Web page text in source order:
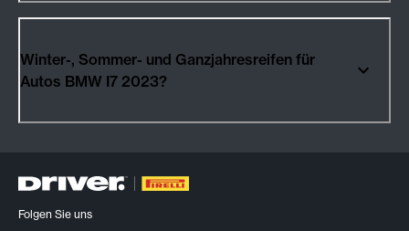
Winter-, Sommer- und Ganzjahresreifen für
Autos BMW I7 2023?
Folgen Sie uns